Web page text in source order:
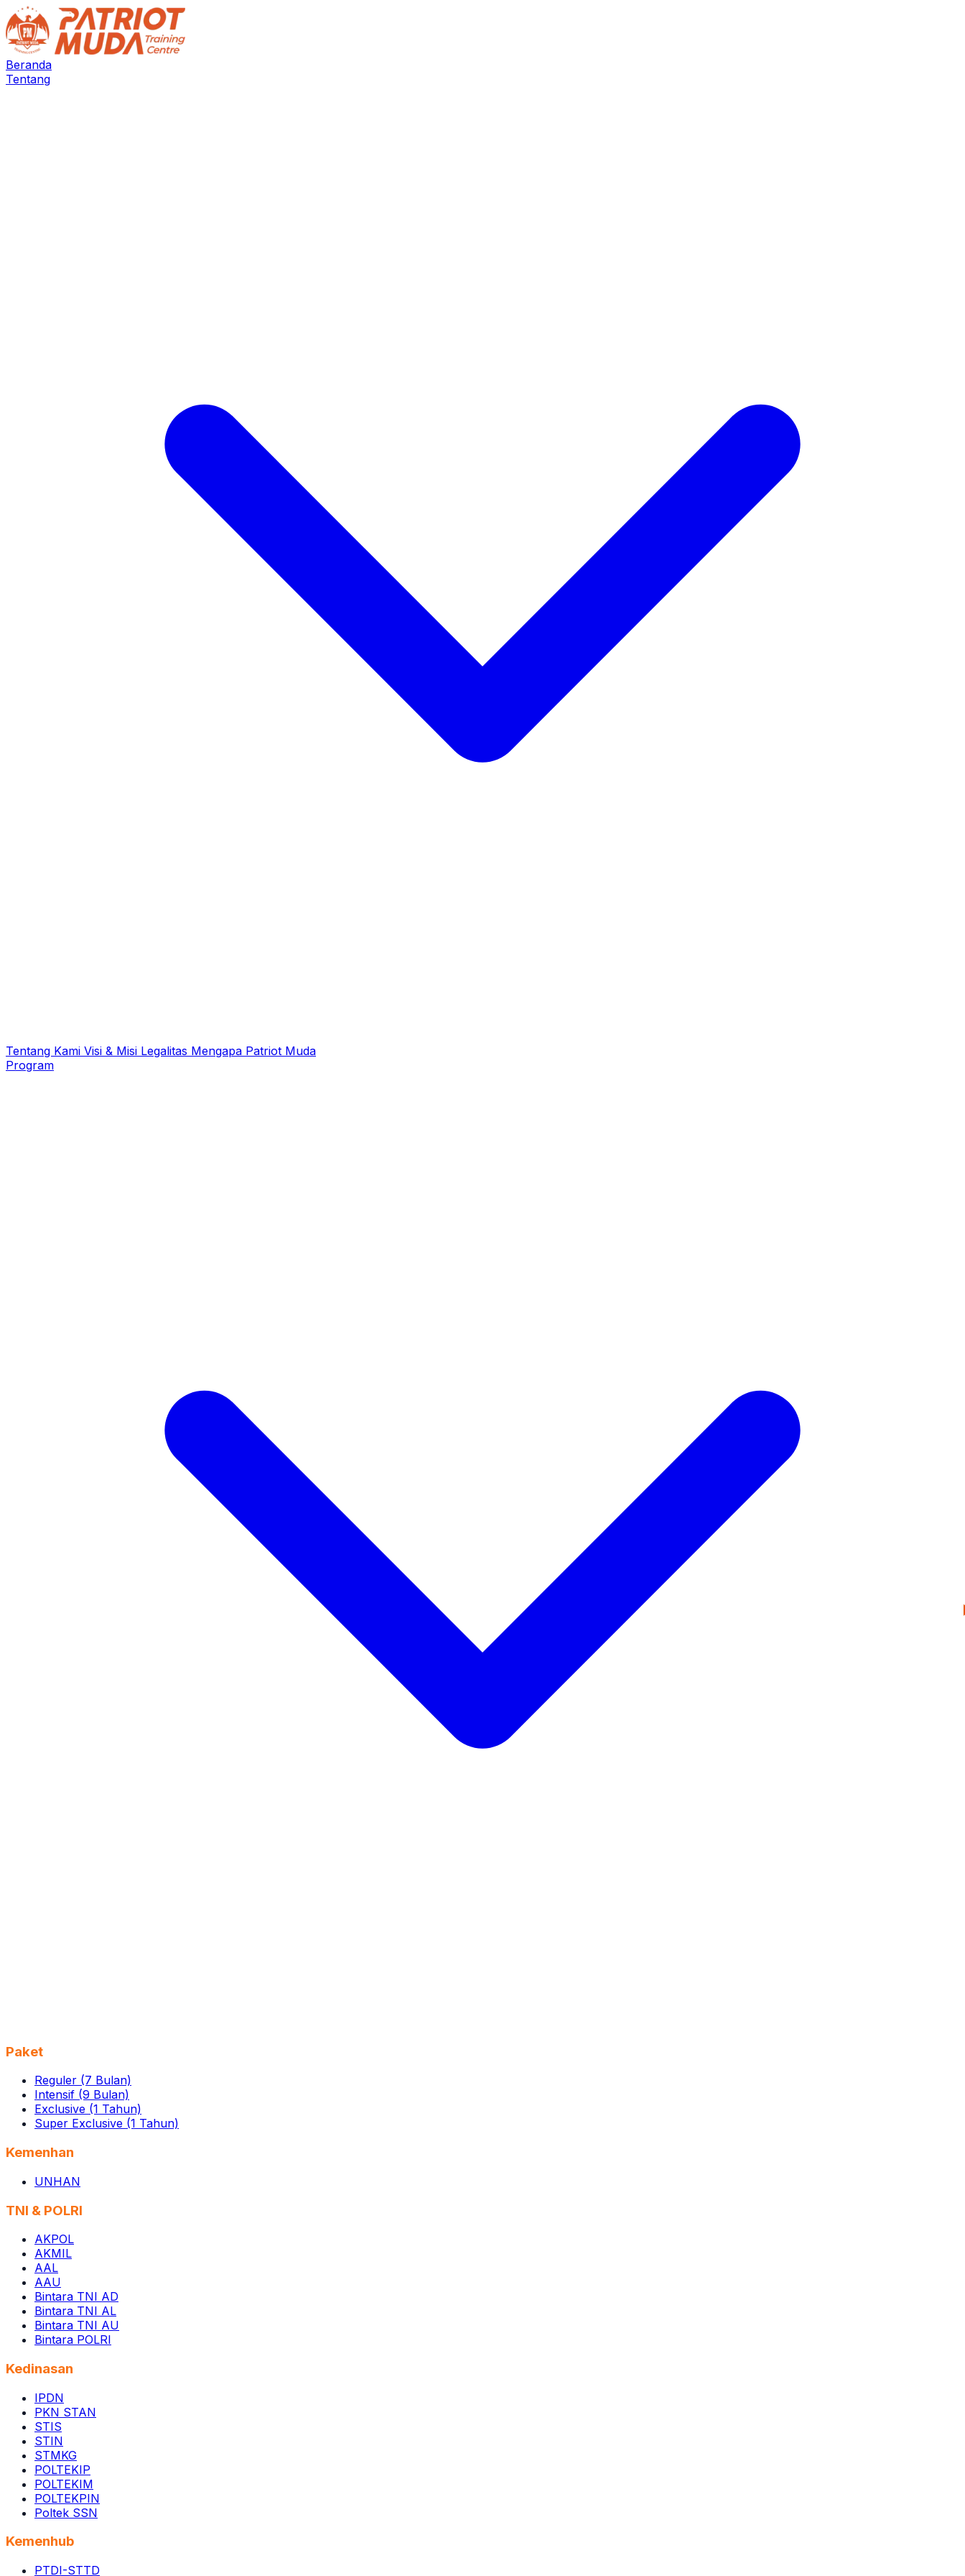
Beranda
Tentang
Tentang Kami Visi & Misi Legalitas Mengapa Patriot Muda
Program
Paket
Reguler (7 Bulan)
Intensif (9 Bulan)
Exclusive (1 Tahun)
Super Exclusive (1 Tahun)
Kemenhan
UNHAN
TNI & POLRI
AKPOL
AKMIL
AAL
AAU
Bintara TNI AD
Bintara TNI AL
Bintara TNI AU
Bintara POLRI
Kedinasan
IPDN
PKN STAN
STIS
STIN
STMKG
POLTEKIP
POLTEKIM
POLTEKPIN
Poltek SSN
Kemenhub
PTDI-STTD